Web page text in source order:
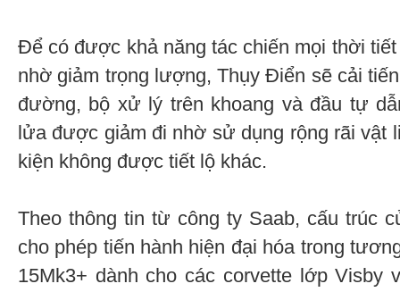
Để có được khả năng tác chiến mọi thời
nhờ giảm trọng lượng, Thụy Điển sẽ cải
đường, bộ xử lý trên khoang và đầu tự
lửa được giảm đi nhờ sử dụng rộng rãi vật
kiện không được tiết lộ khác.
Theo thông tin từ công ty Saab, cấu trúc
cho phép tiến hành hiện đại hóa trong
15Mk3+ dành cho các corvette lớp Visby